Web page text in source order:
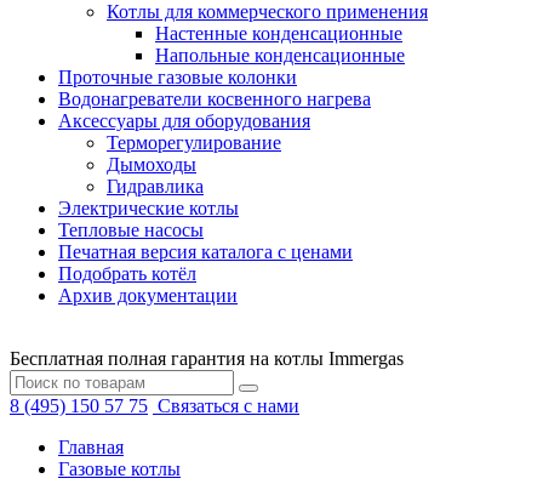
Котлы для коммерческого применения
Настенные конденсационные
Напольные конденсационные
Проточные газовые колонки
Водонагреватели косвенного нагрева
Аксессуары для оборудования
Терморегулирование
Дымоходы
Гидравлика
Электрические котлы
Тепловые насосы
Печатная версия каталога с ценами
Подобрать котёл
Архив документации
Бесплатная полная гарантия на котлы Immergas
8 (495) 150 57 75 Связаться с нами
Главная
Газовые котлы